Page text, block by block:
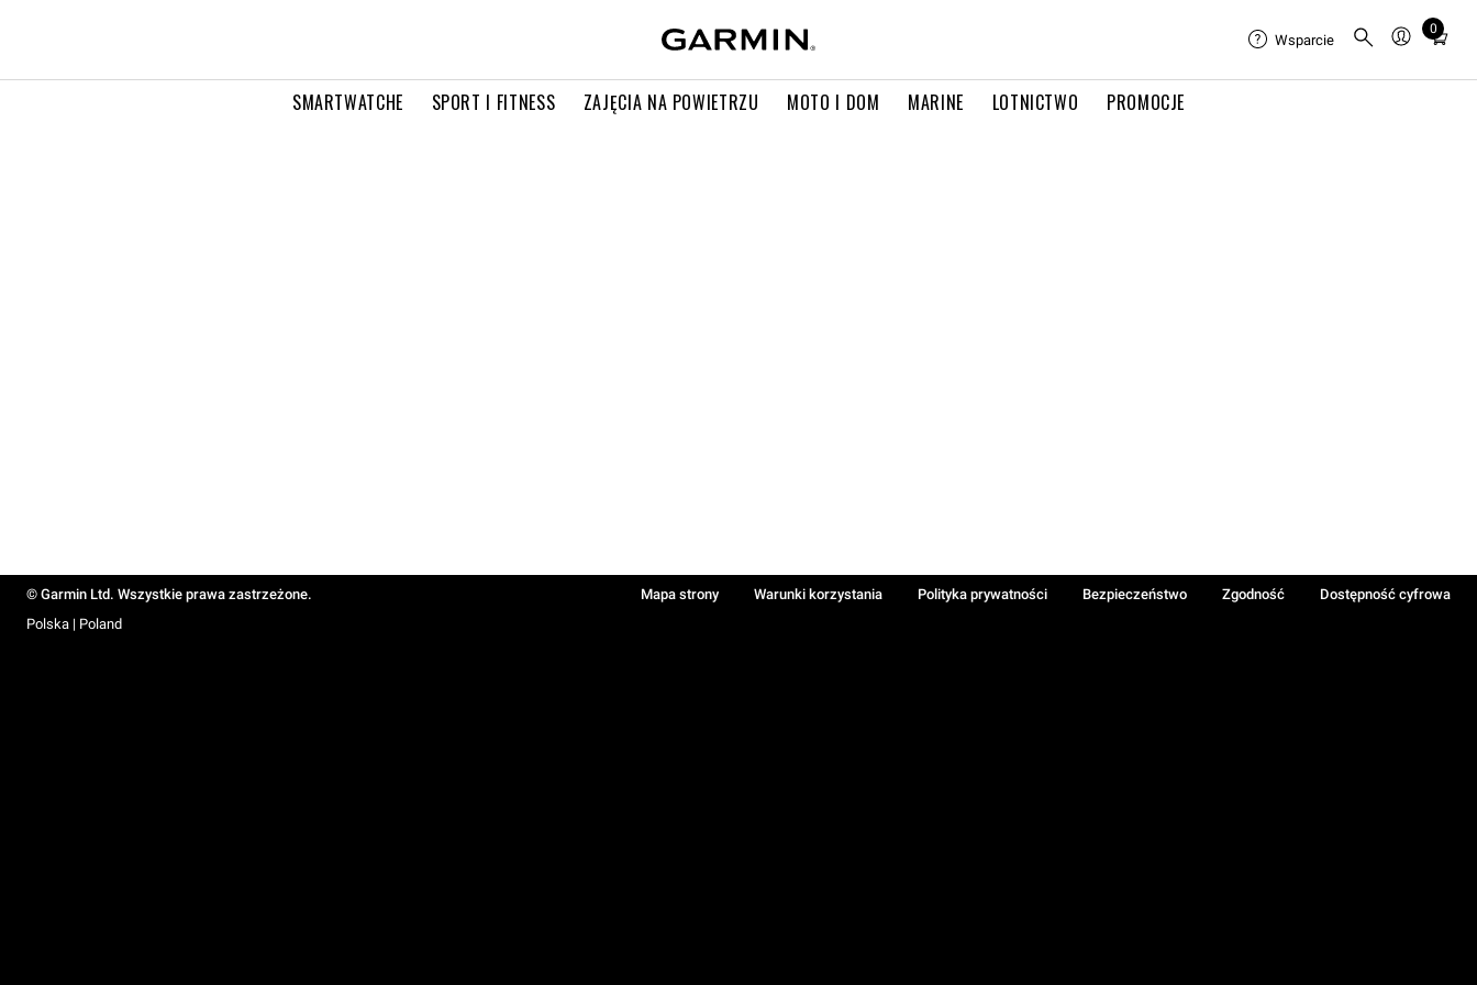
SMARTWATCHE SPORT I FITNESS ZAJĘCIA NA POWIETRZU MOTO I DOM MARINE LOTNICTWO PROMOCJE
Wsparcie
0
Total
in
© Garmin Ltd. Wszystkie prawa zastrzeżone. Mapa strony Warunki korzystania Polityka prywatności Bezpieczeństwo Zgodność
Dostępność cyfrowa
Polska | Poland